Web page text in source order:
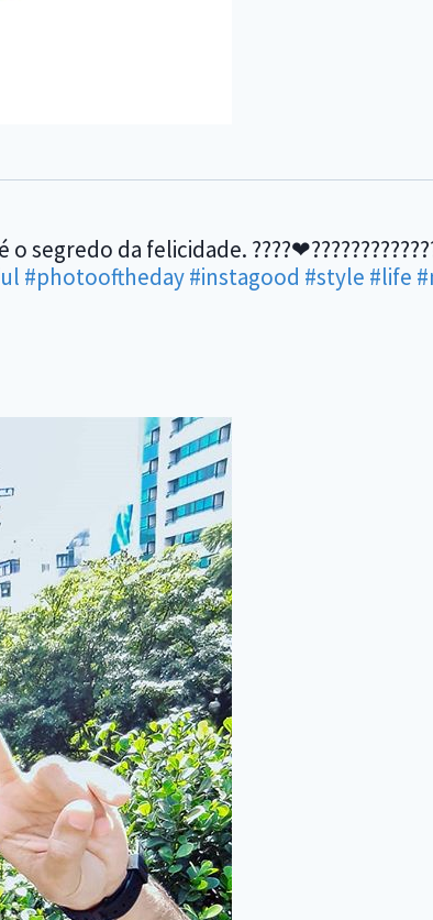
da felicidade.
#photooftheday#instagood #style #life